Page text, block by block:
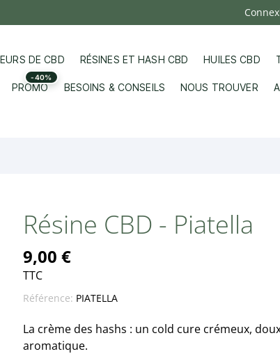
DE CBD RÉSINES ET HASH CBD HUILES CBD
PROMO
-40%
BESOINS & CONSEILS NOUS TROUVER
Résine CBD - Piatella
9,00 €
TTC
Référence: PIATELLA
La crème des hashs : un cold cure crémeux,
aromatique.